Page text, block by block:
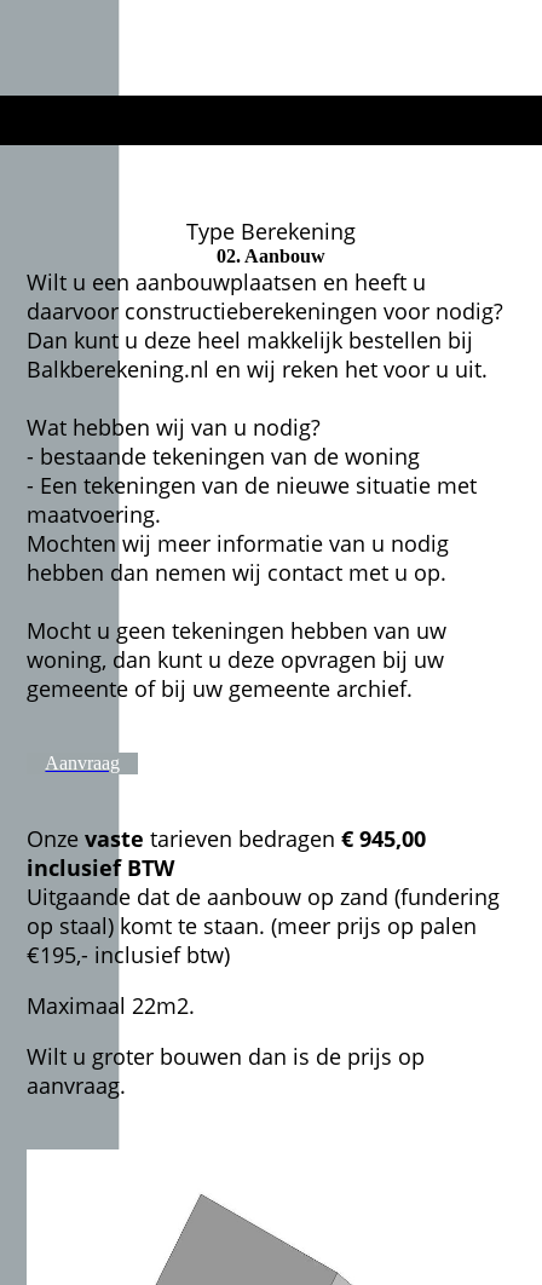
Type Berekening
02. Aanbouw
Wilt u een aanbouwplaatsen en heeft u
daarvoor constructieberekeningen voor nodig?
Dan kunt u deze heel makkelijk bestellen bij
Balkberekening.nl en wij reken het voor u uit.
Wat hebben wij van u nodig?
- bestaande tekeningen van de woning
- Een tekeningen van de nieuwe situatie met
maatvoering.
Mochten wij meer informatie van u nodig
hebben dan nemen wij contact met u op.
Mocht u geen tekeningen hebben van uw
woning, dan kunt u deze opvragen bij uw
gemeente of bij uw gemeente archief.
Aanvraag
Onzevastetarieven bedragen€ 945,00
inclusief BTW
Uitgaande dat de aanbouw op zand (fundering
op staal) komt te staan. (meer prijs op palen
€195,- inclusief btw)
Maximaal 22m2.
Wilt u groter bouwen dan is de prijs op
aanvraag.